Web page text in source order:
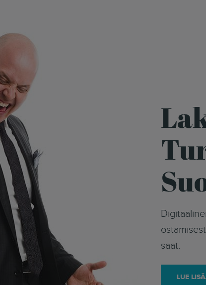
Digitaalinen lakiasiaintoimistomme tekee oikeudellisten palveluiden
saat.
LUE